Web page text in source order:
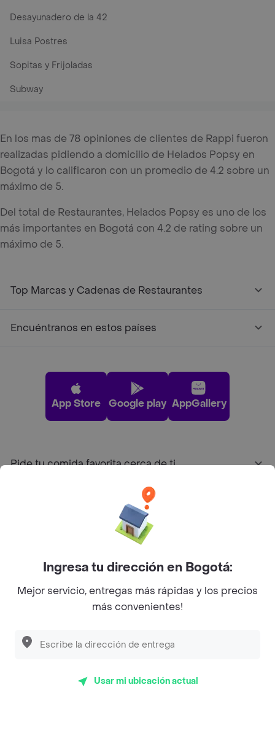
Desayunadero de la 42
Luisa Postres
Sopitas y Frijoladas
Subway
En los mas de 78 opiniones de clientes de Rappi fueron
realizadas pidiendo a domicilio de Helados Popsy en
Bogotá y lo calificaron con un promedio de 4.2 sobre un
máximo de 5.
Del total de Restaurantes, Helados Popsy es uno de los
más importantes en Bogotá con 4.2 de rating sobre un
máximo de 5.
Top Marcas y Cadenas de Restaurantes
Encuéntranos en estos países
App Store Google play AppGallery
Pide tu comida favorita cerca de ti
Sobre Rappi
Facebook
Twitter
Instagram
©2026Rappi Inc. All rights reserved.
Ingresa tu dirección en Bogotá:
Mejor servicio, entregas más rápidas y los precios
más convenientes!
Usar mi ubicación actual